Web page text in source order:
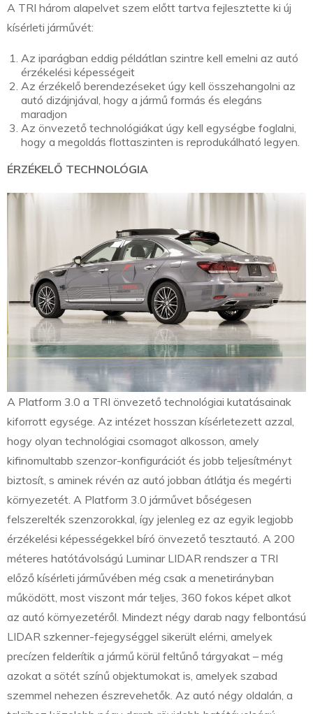
A TRI három alapelvet szem előtt tartva fejlesztette ki új
kísérleti járművét:
Az iparágban eddig példátlan szintre kell emelni az autó
érzékelési képességeit
Az érzékelő berendezéseket úgy kell összehangolni az
autó dizájnjával, hogy a jármű formás és elegáns
maradjon
Az önvezető technológiákat úgy kell egységbe foglalni,
hogy a megoldás flottaszinten is reprodukálható legyen.
ÉRZÉKELŐ TECHNOLÓGIA
A Platform 3.0 a TRI önvezető technológiai kutatásainak
kiforrott egysége. Az intézet hosszan kísérletezett azzal,
hogy olyan technológiai csomagot alkosson, amely
kifinomultabb szenzor-konfigurációt és jobb teljesítményt
biztosít, s aminek révén az autó jobban átlátja és megérti
környezetét. A Platform 3.0 járművet bőségesen
felszerelték szenzorokkal, így jelenleg ez az egyik legjobb
érzékelési képességekkel bíró önvezető tesztautó. A 200
méteres hatótávolságú Luminar LIDAR rendszer a TRI
előző kísérleti járművében még csak a menetirányban
működött, most viszont már teljes, 360 fokos képet alkot
az autó környezetéről. Mindezt négy darab nagy felbontású
LIDAR szkenner-fejegységgel sikerült elérni, amelyek
precízen felderítik a jármű körül feltűnő tárgyakat – még
azokat a sötét színű objektumokat is, amelyek szabad
szemmel nehezen észrevehetők. Az autó négy oldalán, a